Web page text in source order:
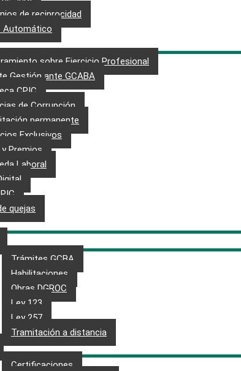
de reciprocidad
Automático
sobre Ejercicio Profesional
Gestión ante GCABA
CPIC
de Corrupción
permanente
Exclusivos
Premios
Laboral​
quejas
Trámites GCBA
Habilitaciones
Obras DGROC
Ley 123
Ley 257
Tramitación a distancia
Certificaciones